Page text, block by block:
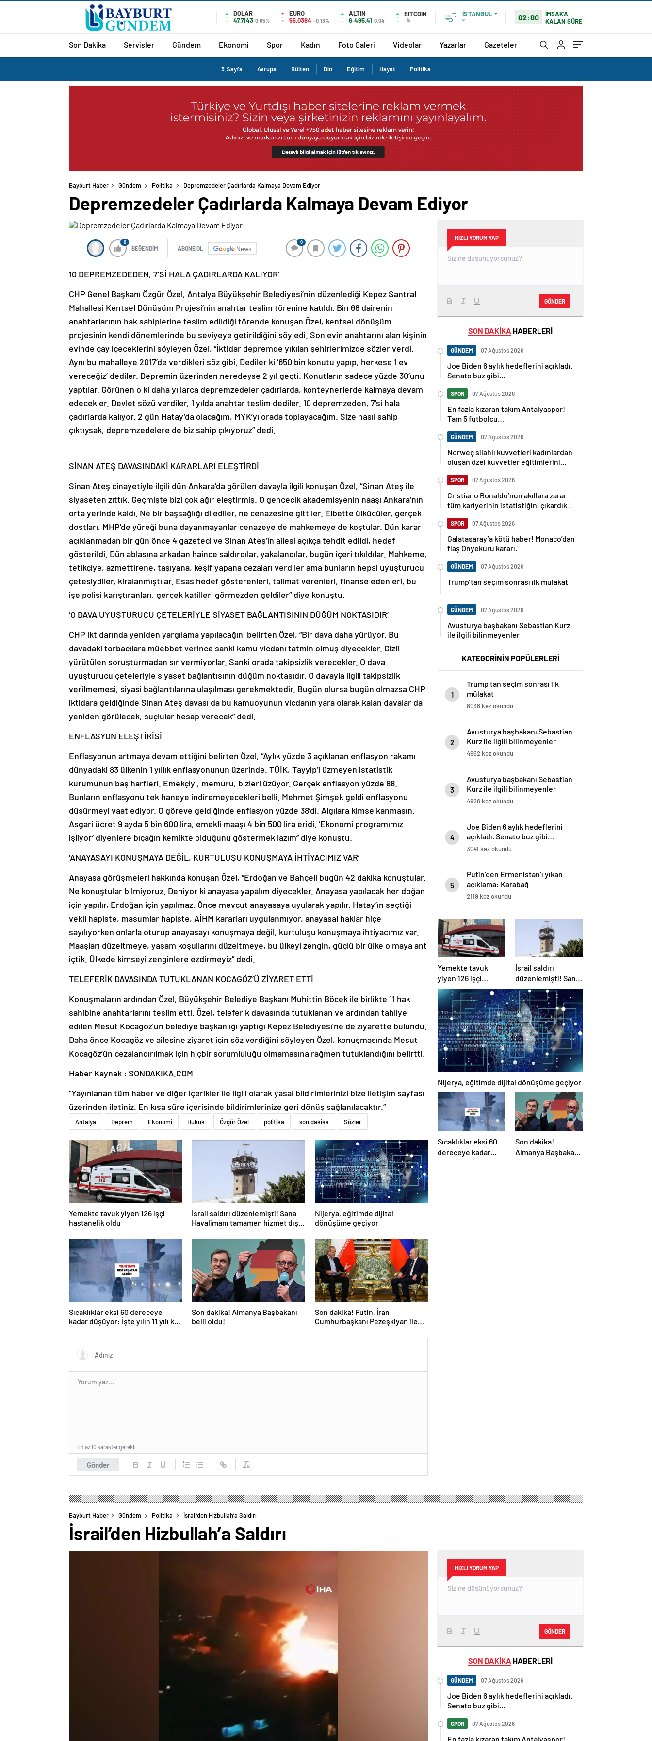
DOLAR
47,7143 0.05%
EURO
55,0384 -0.13%
ALTIN
6.495,41 0,04
BITCOIN
%
İSTANBUL
°
02:00
İMSAK'A
KALAN SÜRE
Son Dakika Servisler Gündem Ekonomi Spor Kadın Foto Galeri Videolar Yazarlar Gazeteler
3.Sayfa Avrupa Bülten Din Eğitim Hayat Politika
Bayburt Haber Gündem Politika Depremzedeler Çadırlarda Kalmaya Devam Ediyor
Depremzedeler Çadırlarda Kalmaya Devam Ediyor
0
BEĞENDİM ABONE OL News
0
10 DEPREMZEDEDEN, 7’Sİ HALA ÇADIRLARDA KALIYOR’
CHP Genel Başkanı Özgür Özel, Antalya Büyükşehir Belediyesi’nin düzenlediği Kepez Santral
Mahallesi Kentsel Dönüşüm Projesi’nin anahtar teslim törenine katıldı. Bin 68 dairenin
anahtarlarının hak sahiplerine teslim edildiği törende konuşan Özel, kentsel dönüşüm
projesinin kendi dönemlerinde bu seviyeye getirildiğini söyledi. Son evin anahtarını alan kişinin
evinde çay içeceklerini söyleyen Özel, “İktidar depremde yıkılan şehirlerimizde sözler verdi.
Aynı bu mahalleye 2017’de verdikleri söz gibi. Dediler ki ‘650 bin konutu yapıp, herkese 1 ev
vereceğiz’ dediler. Depremin üzerinden neredeyse 2 yıl geçti. Konutların sadece yüzde 30’unu
yaptılar. Görünen o ki daha yıllarca depremzedeler çadırlarda, konteynerlerde kalmaya devam
edecekler. Devlet sözü verdiler, 1 yılda anahtar teslim dediler. 10 depremzeden, 7’si hala
çadırlarda kalıyor. 2 gün Hatay’da olacağım, MYK’yı orada toplayacağım. Size nasıl sahip
çıktıysak, depremzedelere de biz sahip çıkıyoruz” dedi.
SİNAN ATEŞ DAVASINDAKİ KARARLARI ELEŞTİRDİ
Sinan Ateş cinayetiyle ilgili dün Ankara’da görülen davayla ilgili konuşan Özel, “Sinan Ateş ile
siyaseten zıttık. Geçmişte bizi çok ağır eleştirmiş. O gencecik akademisyenin naaşı Ankara’nın
orta yerinde kaldı. Ne bir başsağlığı dilediler, ne cenazesine gittiler. Elbette ülkücüler, gerçek
dostları, MHP’de yüreği buna dayanmayanlar cenazeye de mahkemeye de koştular. Dün karar
açıklanmadan bir gün önce 4 gazeteci ve Sinan Ateş’in ailesi açıkça tehdit edildi, hedef
gösterildi. Dün ablasına arkadan haince saldırdılar, yakalandılar, bugün içeri tıkıldılar. Mahkeme,
tetikçiye, azmettirene, taşıyana, keşif yapana cezaları verdiler ama bunların hepsi uyuşturucu
çetesiydiler, kiralanmıştılar. Esas hedef gösterenleri, talimat verenleri, finanse edenleri, bu
işe polisi karıştıranları, gerçek katilleri görmezden geldiler” diye konuştu.
‘O DAVA UYUŞTURUCU ÇETELERİYLE SİYASET BAĞLANTISININ DÜĞÜM NOKTASIDIR’
CHP iktidarında yeniden yargılama yapılacağını belirten Özel, “Bir dava daha yürüyor. Bu
davadaki torbacılara müebbet verince sanki kamu vicdanı tatmin olmuş diyecekler. Gizli
yürütülen soruşturmadan sır vermiyorlar. Sanki orada takipsizlik verecekler. O dava
uyuşturucu çeteleriyle siyaset bağlantısının düğüm noktasıdır. O davayla ilgili takipsizlik
verilmemesi, siyasi bağlantılarına ulaşılması gerekmektedir. Bugün olursa bugün olmazsa CHP
iktidara geldiğinde Sinan Ateş davası da bu kamuoyunun vicdanın yara olarak kalan davalar da
yeniden görülecek, suçlular hesap verecek” dedi.
ENFLASYON ELEŞTİRİSİ
Enflasyonun artmaya devam ettiğini belirten Özel, “Aylık yüzde 3 açıklanan enflasyon rakamı
dünyadaki 83 ülkenin 1 yıllık enflasyonunun üzerinde. TÜİK, Tayyip’i üzmeyen istatistik
kurumunun baş harfleri. Emekçiyi, memuru, bizleri üzüyor. Gerçek enflasyon yüzde 88.
Bunların enflasyonu tek haneye indiremeyecekleri belli. Mehmet Şimşek geldi enflasyonu
düşürmeyi vaat ediyor. O göreve geldiğinde enflasyon yüzde 38’di. Algılara kimse kanmasın.
Asgari ücret 9 ayda 5 bin 600 lira, emekli maaşı 4 bin 500 lira eridi. ‘Ekonomi programımız
işliyor’ diyenlere bıçağın kemikte olduğunu göstermek lazım” diye konuştu.
‘ANAYASAYI KONUŞMAYA DEĞİL, KURTULUŞU KONUŞMAYA İHTİYACIMIZ VAR’
Anayasa görüşmeleri hakkında konuşan Özel, “Erdoğan ve Bahçeli bugün 42 dakika konuştular.
Ne konuştular bilmiyoruz. Deniyor ki anayasa yapalım diyecekler. Anayasa yapılacak her doğan
için yapılır, Erdoğan için yapılmaz. Önce mevcut anayasaya uyularak yapılır. Hatay’ın seçtiği
vekil hapiste, masumlar hapiste, AİHM kararları uygulanmıyor, anayasal haklar hiçe
sayılıyorken onlarla oturup anayasayı konuşmaya değil, kurtuluşu konuşmaya ihtiyacımız var.
Maaşları düzeltmeye, yaşam koşullarını düzeltmeye, bu ülkeyi zengin, güçlü bir ülke olmaya ant
içtik. Ülkede kimseyi zenginlere ezdirmeyiz” dedi.
TELEFERİK DAVASINDA TUTUKLANAN KOCAGÖZ’Ü ZİYARET ETTİ
Konuşmaların ardından Özel, Büyükşehir Belediye Başkanı Muhittin Böcek ile birlikte 11 hak
sahibine anahtarlarını teslim etti. Özel, teleferik davasında tutuklanan ve ardından tahliye
edilen Mesut Kocagöz’ün belediye başkanlığı yaptığı Kepez Belediyesi’ne de ziyarette bulundu.
Daha önce Kocagöz ve ailesine ziyaret için söz verdiğini söyleyen Özel, konuşmasında Mesut
Kocagöz’ün cezalandırılmak için hiçbir sorumluluğu olmamasına rağmen tutuklandığını belirtti.
Haber Kaynak : SONDAKIKA.COM
“Yayınlanan tüm haber ve diğer içerikler ile ilgili olarak yasal bildirimlerinizi bize iletişim sayfası
üzerinden iletiniz. En kısa süre içerisinde bildirimlerinize geri dönüş sağlanılacaktır.”
Antalya Deprem Ekonomi Hukuk Özgür Özel politika son dakika Sözler
Yemekte tavuk yiyen 126 işçi
hastanelik oldu
İsrail saldırı düzenlemişti! Sana
Havalimanı tamamen hizmet dışı
Nijerya, eğitimde dijital
dönüşüme geçiyor
Sıcaklıklar eksi 60 dereceye
kadar düşüyor: İşte yılın 11 yılı kışı
Son dakika! Almanya Başbakanı
belli oldu!
Son dakika! Putin, İran
Cumhurbaşkanı Pezeşkiyan ile
Gönder
En az 10 karakter gerekli
HIZLI YORUM YAP
GÖNDER
SON DAKİKA HABERLERİ
GÜNDEM 07 Ağustos 2026
Joe Biden 6 aylık hedeflerini açıkladı.
Senato buz gibi…
SPOR 07 Ağustos 2026
En fazla kızaran takım Antalyaspor!
Tam 5 futbolcu….
GÜNDEM 07 Ağustos 2026
Norweç silahlı kuvvetleri kadınlardan
oluşan özel kuvvetler eğitimlerini
SPOR 07 Ağustos 2026
Cristiano Ronaldo’nun akıllara zarar
tüm kariyerinin istatistiğini çıkardık !
SPOR 07 Ağustos 2026
Galatasaray’a kötü haber! Monaco’dan
flaş Onyekuru kararı.
GÜNDEM 07 Ağustos 2026
Trump’tan seçim sonrası ilk mülakat
GÜNDEM 07 Ağustos 2026
Avusturya başbakanı Sebastian Kurz
ile ilgili bilinmeyenler
KATEGORİNİN POPÜLERLERİ
1
Trump’tan seçim sonrası ilk
mülakat
8038 kez okundu
2
Avusturya başbakanı Sebastian
Kurz ile ilgili bilinmeyenler
4962 kez okundu
3
Avusturya başbakanı Sebastian
Kurz ile ilgili bilinmeyenler
4920 kez okundu
4
Joe Biden 6 aylık hedeflerini
açıkladı. Senato buz gibi…
3041 kez okundu
5
Putin’den Ermenistan’ı yıkan
açıklama: Karabağ
Azerbaycan’ın ayrılmaz bir
2119 kez okundu
Yemekte tavuk
yiyen 126 işçi
hastanelik oldu
İsrail saldırı
düzenlemişti! Sana
Havalimanı
tamamen hizmet
dışı kaldı
Nijerya, eğitimde dijital dönüşüme geçiyor
Sıcaklıklar eksi 60
dereceye kadar
Son dakika!
Almanya Başbakanı
Bayburt Haber Gündem Politika İsrail’den Hizbullah’a Saldırı
İsrail’den Hizbullah’a Saldırı
HIZLI YORUM YAP
GÖNDER
SON DAKİKA HABERLERİ
GÜNDEM 07 Ağustos 2026
Joe Biden 6 aylık hedeflerini açıkladı.
Senato buz gibi…
SPOR 07 Ağustos 2026
En fazla kızaran takım Antalyaspor!